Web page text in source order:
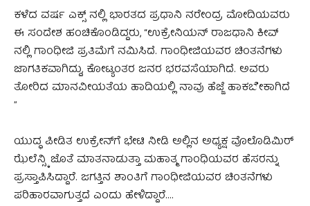
ಕಳೆದ ವರ್ಷ ಎಕ್ಸ್ ನಲ್ಲಿ ಭಾರತದ ಪ್ರಧಾನಿ ನರೇಂದ್ರ ಮೋದಿಯವರು
ಈ ಸಂದೇಶ ಹಂಚಿಕೊಂಡಿದ್ದರು, “ಉಕ್ರೇನಿಯನ್ ರಾಜಧಾನಿ ಕೀವ್
ನಲ್ಲಿ ಗಾಂಧೀಜಿ ಪ್ರತಿಮೆಗೆ ನಮಿಸಿದೆ. ಗಾಂಧೀಜಿಯವರ ಚಿಂತನೆಗಳು
ಜಾಗತಿಕವಾಗಿದ್ದು, ಕೋಟ್ಯಂತರ ಜನರ ಭರವಸೆಯಾಗಿದೆ. ಅವರು
ತೋರಿದ ಮಾನವೀಯತೆಯ ಹಾದಿಯಲ್ಲಿ ನಾವು ಹೆಜ್ಜೆ ಹಾಕಬೇಕಾಗಿದೆ
”
ಯುದ್ಧ ಪೀಡಿತ ಉಕ್ರೇನ್‌ಗೆ ಭೇಟಿ ನೀಡಿ ಅಲ್ಲಿನ ಅಧ್ಯಕ್ಷ ವೊಲೊಡಿಮಿರ್
ಝೆಲೆನ್ಸ್ಕಿ ಜೊತೆ ಮಾತನಾಡುತ್ತಾ ಮಹಾತ್ಮ ಗಾಂಧಿಯವರ ಹೆಸರನ್ನು
ಪ್ರಸ್ತಾಪಿಸಿದ್ದಾರೆ. ಜಗತ್ತಿನ ಶಾಂತಿಗೆ ಗಾಂಧೀಜಿಯವರ ಚಿಂತನೆಗಳು
ಪರಿಹಾರವಾಗುತ್ತದೆ ಎಂದು ಹೇಳಿದ್ದಾರೆ….